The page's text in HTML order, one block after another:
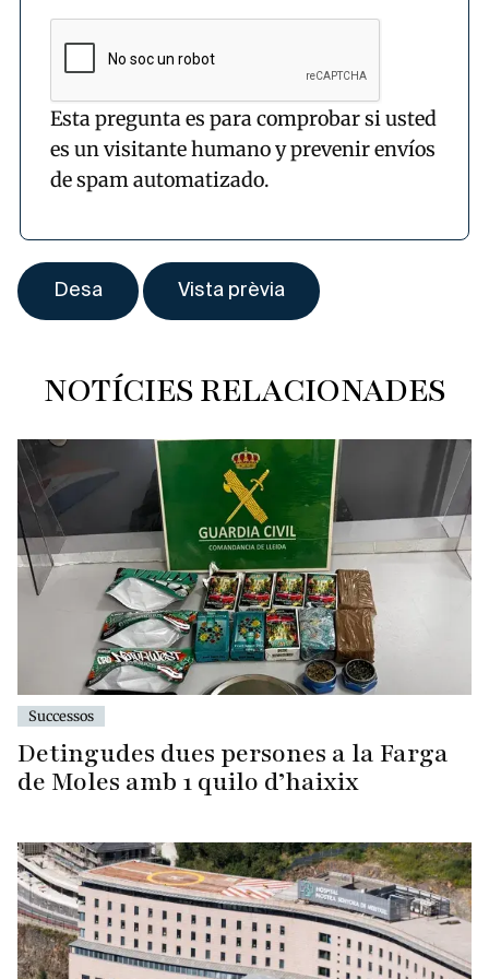
Esta pregunta es para comprobar si usted
es un visitante humano y prevenir envíos
de spam automatizado.
NOTÍCIES RELACIONADES
Successos
Detingudes dues persones a la Farga
de Moles amb 1 quilo d’haixix